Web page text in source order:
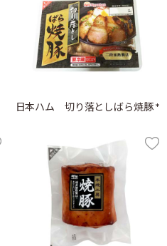
日本ハム 切り落としばら焼豚 *